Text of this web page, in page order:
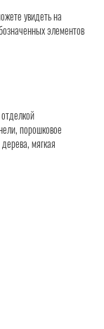
увидеть на
элементов
порошковое
мягкая